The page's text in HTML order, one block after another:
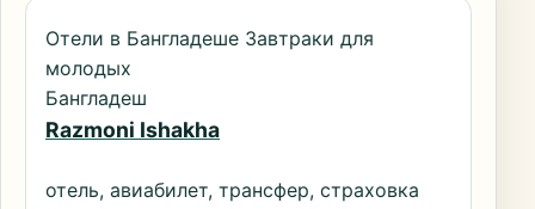
Отели в Бангладеше Завтраки для
молодых
Бангладеш
Razmoni Ishakha
отель, авиабилет, трансфер, страховка